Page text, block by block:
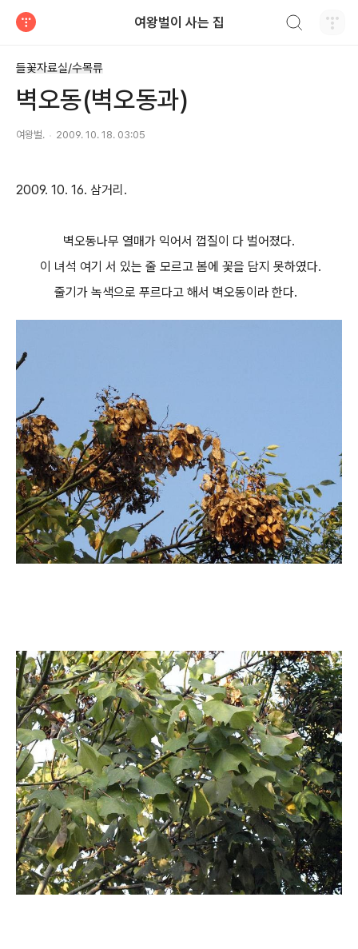
여왕벌이 사는 집
들꽃자료실/수목류
벽오동(벽오동과)
여왕벌. 2009. 10. 18. 03:05
2009. 10. 16. 삼거리.
벽오동나무 열매가 익어서 껍질이 다 벌어졌다.
이 녀석 여기 서 있는 줄 모르고 봄에 꽃을 담지 못하였다.
줄기가 녹색으로 푸르다고 해서 벽오동이라 한다.